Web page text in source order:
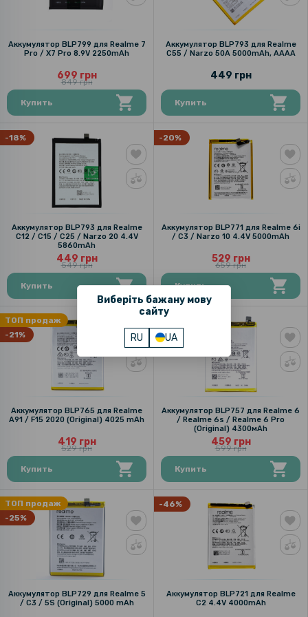
Виберіть бажану мову
сайту
RU UA
Аккумулятор BLP799 для Realme 7
Pro / X7 Pro 8.9V 2250mAh
699 грн
849 грн
Купить
Аккумулятор BLP793 для Realme
C55 / Narzo 50A 5000mAh, AAAA
449 грн
Купить
-18%
Аккумулятор BLP793 для Realme
C12 / C15 / C25 / Narzo 20 4.4V
5860mAh
449 грн
549 грн
Купить
-20%
Аккумулятор BLP771 для Realme 6i
/ C3 / Narzo 10 4.4V 5000mAh
529 грн
659 грн
Купить
ТОП продаж
-21%
Аккумулятор BLP765 для Realme
A91 / F15 2020 (Original) 4025 mAh
419 грн
529 грн
Купить
Аккумулятор BLP757 для Realme 6
/ Realme 6s / Realme 6 Pro
(Original) 4300мAh
459 грн
599 грн
Купить
ТОП продаж
-25%
Аккумулятор BLP729 для Realme 5
/ С3 / 5S (Original) 5000 mAh
-46%
Аккумулятор BLP721 для Realme
C2 4.4V 4000mAh